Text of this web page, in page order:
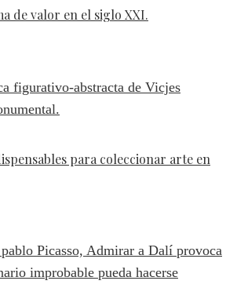
de valor en el siglo XXI.
para coleccionar arte en